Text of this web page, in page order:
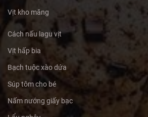
Vịt kho măng
Cách nấu lagu vịt
Vịt hấp bia
Bạch tuộc xào dứa
Súp tôm cho bé
Nấm nướng giấy bạc